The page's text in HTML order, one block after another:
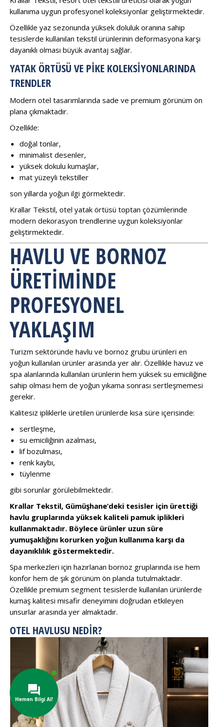
kullanıma uygun profesyonel koleksiyonlar geliştirmektedir.
Özellikle yaz sezonunda yüksek doluluk oranına sahip
tesislerde kullanılan tekstil ürünlerinin deformasyona karşı
dayanıklı olması büyük avantaj sağlar.
YATAK ÖRTÜSÜ VE PIKE KOLEKSIYONLARINDA
TRENDLER
Modern otel tasarımlarında sade ve premium görünüm ön
plana çıkmaktadır.
Özellikle:
doğal tonlar,
minimalist desenler,
yüksek dokulu kumaşlar,
mat yüzeyli tekstiller
son yıllarda yoğun ilgi görmektedir.
Krallar Tekstil, otel yatak örtüsü toptan çözümlerinde
modern dekorasyon trendlerine uygun koleksiyonlar
geliştirmektedir.
HAVLU VE BORNOZ
ÜRETIMINDE
PROFESYONEL
YAKLAŞIM
Turizm sektöründe havlu ve bornoz grubu ürünleri en
yoğun kullanılan ürünler arasında yer alır. Özellikle havuz ve
spa alanlarında kullanılan ürünlerin hem yüksek su emiciliğine
sahip olması hem de yoğun yıkama sonrası sertleşmemesi
gerekir.
Kalitesiz ipliklerle üretilen ürünlerde kısa süre içerisinde:
sertleşme,
su emiciliğinin azalması,
lif bozulması,
renk kaybı,
tüylenme
gibi sorunlar görülebilmektedir.
Krallar Tekstil, Gümüşhane’deki tesisler için ürettiği
havlu gruplarında yüksek kaliteli pamuk iplikleri
kullanmaktadır. Böylece ürünler uzun süre
yumuşaklığını korurken yoğun kullanıma karşı da
dayanıklılık göstermektedir.
Spa merkezleri için hazırlanan bornoz gruplarında ise hem
konfor hem de şık görünüm ön planda tutulmaktadır.
Özellikle premium segment tesislerde kullanılan ürünlerde
kumaş kalitesi misafir deneyimini doğrudan etkileyen
unsurlar arasında yer almaktadır.
OTEL HAVLUSU NEDIR?